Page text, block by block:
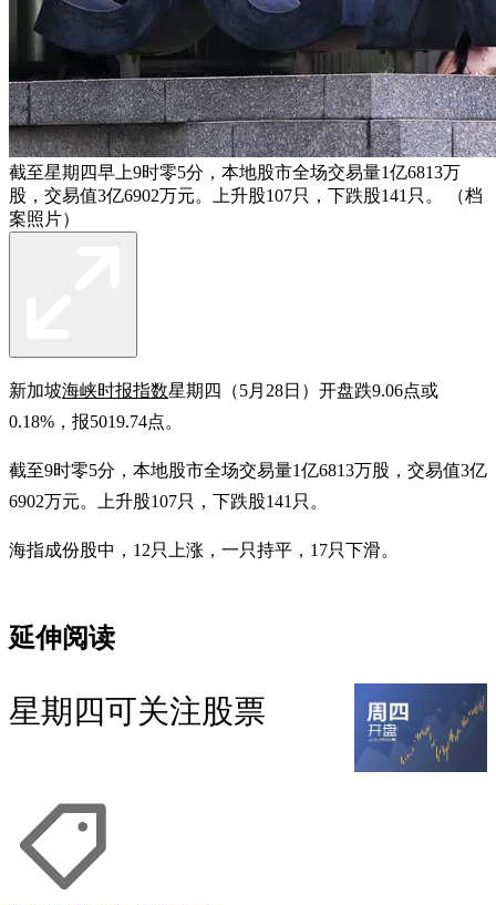
截至星期四早上9时零5分，本地股市全场交易量1亿6813万
股，交易值3亿6902万元。上升股107只，下跌股141只。 （档
案照片）
新加坡海峡时报指数星期四（5月28日）开盘跌9.06点或
0.18%，报5019.74点。
截至9时零5分，本地股市全场交易量1亿6813万股，交易值3亿
6902万元。上升股107只，下跌股141只。
海指成份股中，12只上涨，一只持平，17只下滑。
延伸阅读
星期四可关注股票